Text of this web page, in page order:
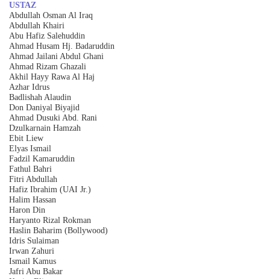
USTAZ
Abdullah Osman Al Iraq
Abdullah Khairi
Abu Hafiz Salehuddin
Ahmad Husam Hj. Badaruddin
Ahmad Jailani Abdul Ghani
Ahmad Rizam Ghazali
Akhil Hayy Rawa Al Haj
Azhar Idrus
Badlishah Alaudin
Don Daniyal Biyajid
Ahmad Dusuki Abd. Rani
Dzulkarnain Hamzah
Ebit Liew
Elyas Ismail
Fadzil Kamaruddin
Fathul Bahri
Fitri Abdullah
Hafiz Ibrahim (UAI Jr.)
Halim Hassan
Haron Din
Haryanto Rizal Rokman
Haslin Baharim (Bollywood)
Idris Sulaiman
Irwan Zahuri
Ismail Kamus
Jafri Abu Bakar